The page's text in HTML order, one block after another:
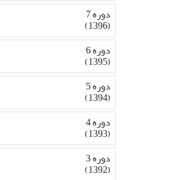
دوره 7
(1396)
دوره 6
(1395)
دوره 5
(1394)
دوره 4
(1393)
دوره 3
(1392)